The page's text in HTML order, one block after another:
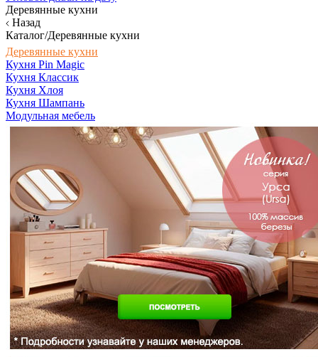
Деревянные кухни
Назад
Каталог/Деревянные кухни
Деревянные кухни
Кухня Pin Magic
Кухня Классик
Кухня Хлоя
Кухня Шампань
Модульная мебель